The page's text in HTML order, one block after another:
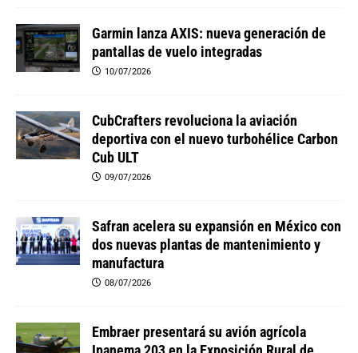
Garmin lanza AXIS: nueva generación de
pantallas de vuelo integradas
10/07/2026
CubCrafters revoluciona la aviación
deportiva con el nuevo turbohélice Carbon
Cub ULT
09/07/2026
Safran acelera su expansión en México con
dos nuevas plantas de mantenimiento y
manufactura
08/07/2026
Embraer presentará su avión agrícola